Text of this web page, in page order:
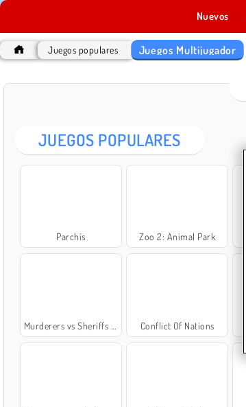
Nuevos
Juegos populares Juegos Multijugador
JUEGOS POPULARES
Parchís Zoo 2: Animal Park
Murderers vs Sheriffs Duels Conflict Of Nations